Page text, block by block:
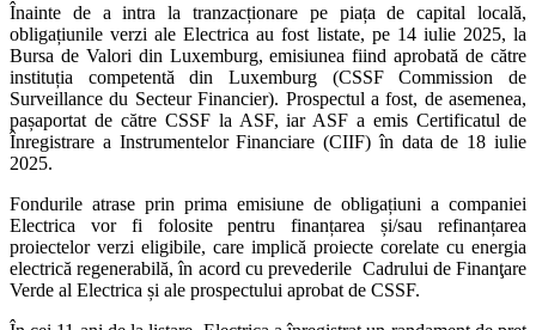
Înainte de a intra la tranzacționare pe piața de capital locală,
obligațiunile verzi ale Electrica au fost listate, pe 14 iulie 2025, la
Bursa de Valori din Luxemburg, emisiunea fiind aprobată de către
instituția competentă din Luxemburg (CSSF Commission de
Surveillance du Secteur Financier). Prospectul a fost, de asemenea,
pașaportat de către CSSF la ASF, iar ASF a emis Certificatul de
Înregistrare a Instrumentelor Financiare (CIIF) în data de 18 iulie
2025.
Fondurile atrase prin prima emisiune de obligațiuni a companiei
Electrica vor fi folosite pentru finanțarea și/sau refinanțarea
proiectelor verzi eligibile, care implică proiecte corelate cu energia
electrică regenerabilă, în acord cu prevederile Cadrului de Finanţare
Verde al Electrica și ale prospectului aprobat de CSSF.